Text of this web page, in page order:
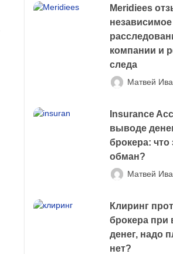
Meridiees
независимое
компании и
следа
Матвей
Insurance
выводе
брокера: что
обман?
Матвей
Клиринг
брокера при
денег, надо
нет?